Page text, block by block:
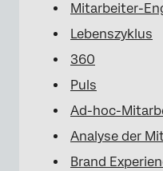
Mitarbeiter-
Lebenszyklus
360
Puls
Ad-hoc-
Analyse der
Brand